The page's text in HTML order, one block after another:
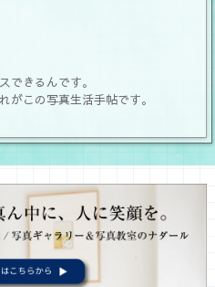
できるんです。
がこの写真生活手帖です。